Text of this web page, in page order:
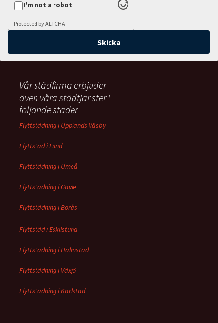
I'm not a robot
Protected byALTCHA
Vår städfirma erbjuder
även våra städtjänster i
följande städer
Flyttstädning i Upplands Väsby
Flyttstäd i Lund
Flyttstädning i Umeå
Flyttstädning i Gävle
Flyttstädning i Borås
Flyttstäd i Eskilstuna
Flyttstädning i Halmstad
Flyttstädning i Växjö
Flyttstädning i Karlstad